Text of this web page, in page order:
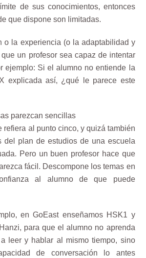
de sus conocimientos, entonces
que dispone son limitadas.
o la experiencia (o la adaptabilidad y
un profesor sea capaz de intentar
ejemplo: Si el alumno no entiende la
explicada así, ¿qué le parece este
parezcan sencillas
refiera al punto cinco, y quizá también
del plan de estudios de una escuela
Pero un buen profesor hace que
fácil. Descompone los temas en
al alumno de que puede
en GoEast enseñamos HSK1 y
para que el alumno no aprenda
leer y hablar al mismo tiempo, sino
de conversación lo antes